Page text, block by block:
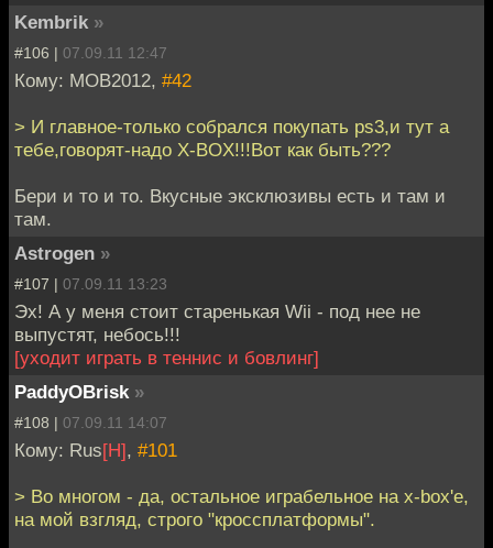
Kembrik »
#106 | 07.09.11 12:47
Кому: MOB2012, #42
> И главное-только собрался покупать ps3,и тут а
тебе,говорят-надо X-BOX!!!Вот как быть???
Бери и то и то. Вкусные эксклюзивы есть и там и
там.
Astrogen »
#107 | 07.09.11 13:23
Эх! А у меня стоит старенькая Wii - под нее не
выпустят, небось!!!
[уходит играть в теннис и бовлинг]
PaddyOBrisk »
#108 | 07.09.11 14:07
Кому: Rus[H], #101
> Во многом - да, остальное играбельное на x-box'е,
на мой взгляд, строго "кроссплатформы".